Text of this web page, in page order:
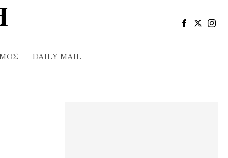
DAILY MAIL